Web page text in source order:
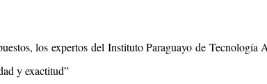
los expertos del Instituto Paraguayo de
y exactitud”